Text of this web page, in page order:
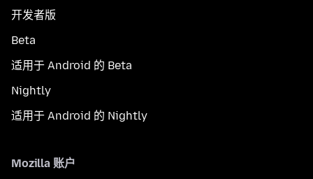
开发者版
Beta
适用于 Android 的 Beta
Nightly
适用于 Android 的 Nightly
Mozilla 账户